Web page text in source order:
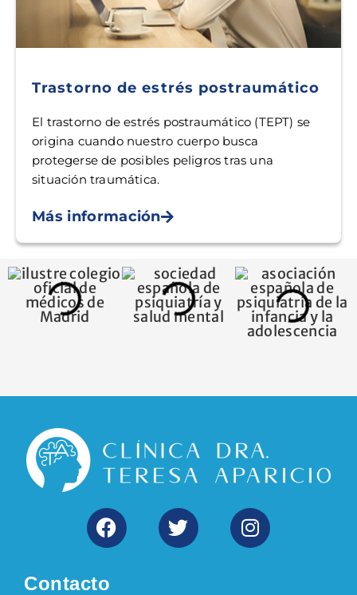
Trastorno de estrés postraumático
El trastorno de estrés postraumático (TEPT) se
origina cuando nuestro cuerpo busca
protegerse de posibles peligros tras una
situación traumática.
Más información
Contacto